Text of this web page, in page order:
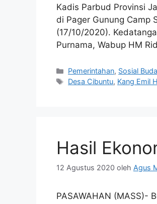
Kadis Parbud Provinsi
di Pager Gunung Camp
(17/10/2020).
Purnama, Wabup HM
Kategori
Pemerintahan, Sosial
Tag
Desa Cibuntu, Kang Emil
Hasil
12 Agustus 2020 oleh Agus
PASAWAHAN (MASS)-